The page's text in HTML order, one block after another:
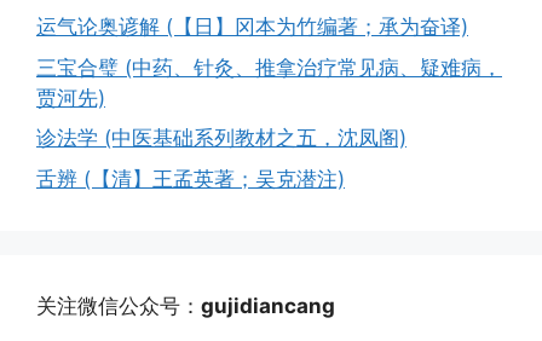
运气论奥谚解 (【日】冈本为竹编著；承为奋译)
三宝合璧 (中药、针灸、推拿治疗常见病、疑难病，
贾河先)
诊法学 (中医基础系列教材之五，沈凤阁)
舌辨 (【清】王孟英著；吴克潜注)
关注微信公众号： gujidiancang